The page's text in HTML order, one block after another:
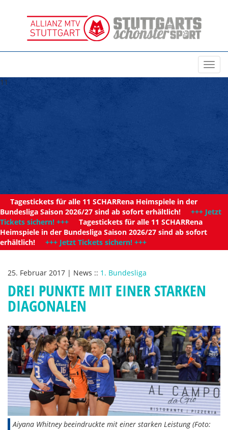
11
Tagestickets für alle 11 SCHARRena Heimspiele in der
Bundesliga Saison 2026/27 sind ab sofort erhältlich! +++ Jetzt
Tickets sichern! +++ Tagestickets für alle 11 SCHARRena
Heimspiele in der Bundesliga Saison 2026/27 sind ab sofort
erhältlich! +++ Jetzt Tickets sichern! +++
25. Februar 2017 | News :: 1. Bundesliga
DREI PUNKTE MIT EINER STARKEN
DIAGONALEN
Aiyana Whitney beeindruckte mit einer starken Leistung (Foto: